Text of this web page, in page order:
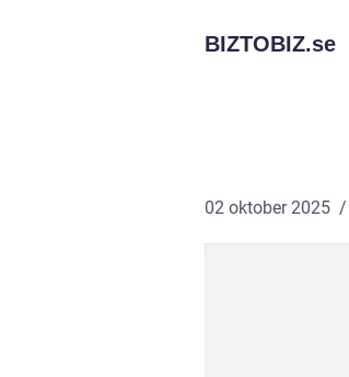
BIZTOBIZ.se
02 oktober 2025